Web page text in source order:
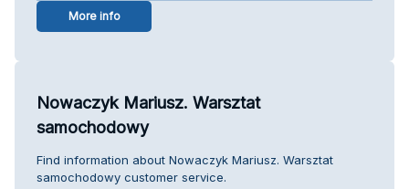
More info
Nowaczyk Mariusz. Warsztat
samochodowy
Find information about Nowaczyk Mariusz. Warsztat
samochodowy customer service.